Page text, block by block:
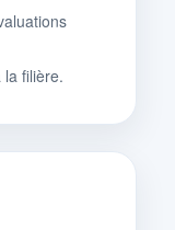
filière.